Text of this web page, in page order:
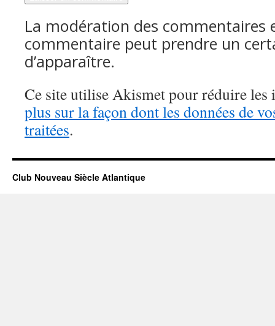
La modération des commentaires
commentaire peut prendre un
d’apparaître.
Ce site utilise Akismet pour réduire les
plus sur la façon dont les données de
traitées.
Club Nouveau Siècle Atlantique